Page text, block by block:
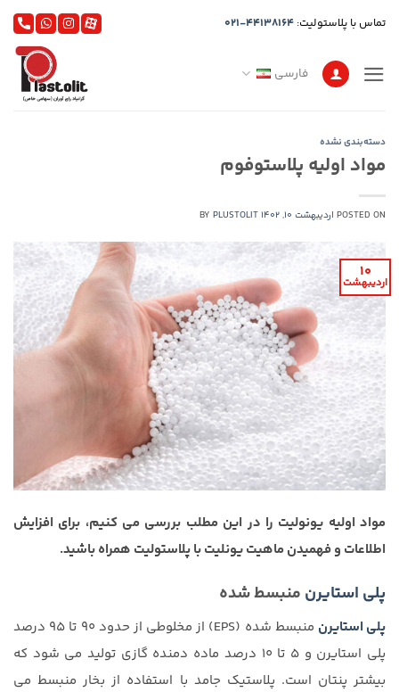
تماس با پلاستولیت: 021-44138164
فارسی
دسته‌بندی نشده
مواد اولیه پلاستوفوم
POSTED ON اردیبهشت 10, 1402 BY PLUSTOLIT
10
اردیبهشت
مواد اولیه یونولیت را در این مطلب بررسی می کنیم، برای افزایش
اطلاعات و فهمیدن ماهیت یونلیت با پلاستولیت همراه باشید.
پلی استایرن منبسط شده
پلی استایرن
منبسط شده (EPS) از مخلوطی از حدود ۹۰ تا ۹۵ درصد
پلی استایرن و ۵ تا ۱۰ درصد ماده دمنده گازی تولید می شود که
بیشتر پنتان است. پلاستیک جامد با استفاده از بخار منبسط می